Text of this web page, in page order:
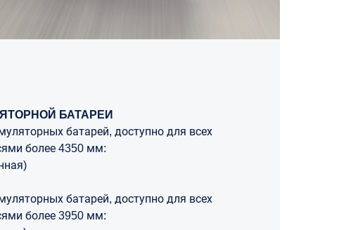
БАТАРЕИ
батарей, доступно для всех
более 4350 мм:
батарей, доступно для всех
более 3950 мм: